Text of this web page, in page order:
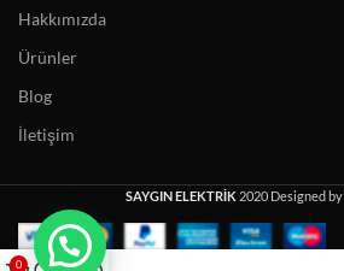
Hakkımızda
Ürünler
Blog
İletişim
SAYGIN ELEKTRİK 2020 Designed by
0